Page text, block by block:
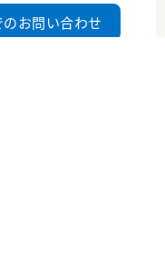
のお問い合わせ